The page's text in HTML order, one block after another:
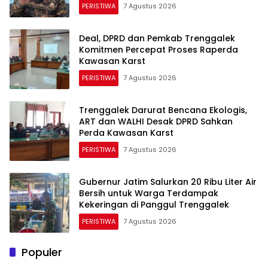
PERISTIWA 7 Agustus 2026
Deal, DPRD dan Pemkab Trenggalek
Komitmen Percepat Proses Raperda
Kawasan Karst
PERISTIWA 7 Agustus 2026
Trenggalek Darurat Bencana Ekologis,
ART dan WALHI Desak DPRD Sahkan
Perda Kawasan Karst
PERISTIWA 7 Agustus 2026
Gubernur Jatim Salurkan 20 Ribu Liter Air
Bersih untuk Warga Terdampak
Kekeringan di Panggul Trenggalek
PERISTIWA 7 Agustus 2026
Populer